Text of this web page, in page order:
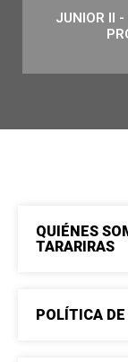
JUNIOR II
QUIÉNES
TARARIRAS
POLÍTICA